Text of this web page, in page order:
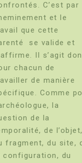
C’est par
et le
que cette
se valide et
Il s’agit
chacun de
de manière
Comme
la
de la
de
fragment, du site,
configuration, du